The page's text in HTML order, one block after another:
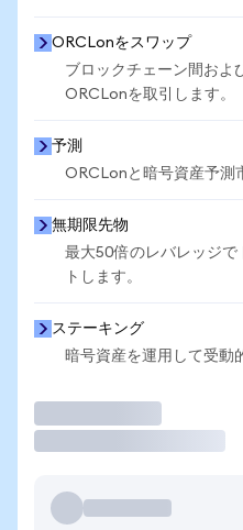
ORCLonをスワップ
ブロックチェーン間およ
ORCLonを取引します。
予測
ORCLonと暗号資産予測
無期限先物
最大50倍のレバレッジで
トします。
ステーキング
暗号資産を運用して受動